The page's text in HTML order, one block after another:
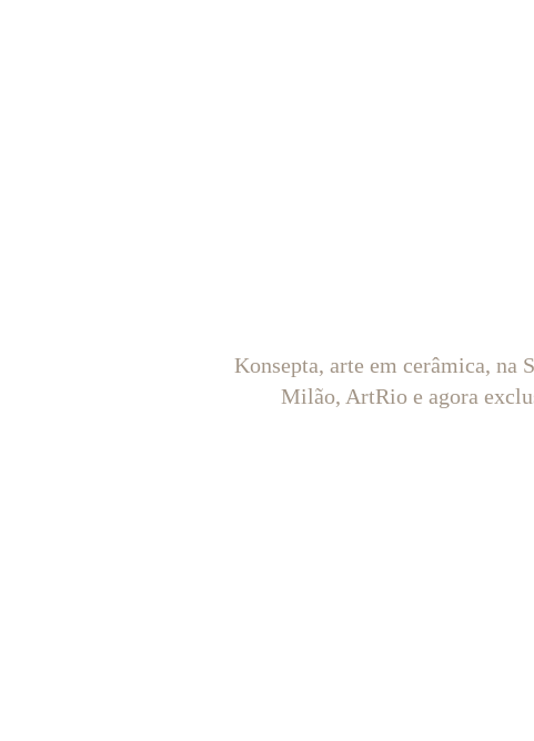
Konsepta, arte em cerâmica, na
Milão, ArtRio e agora